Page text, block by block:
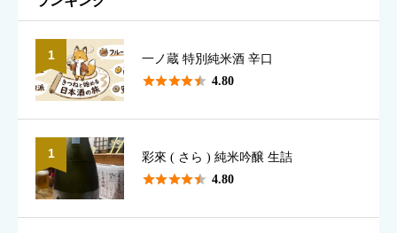
表示名として使用されます（本名でなくて構いません）
香り
1 一ノ蔵 特別純米酒 辛口
 4.80
1 彩來 ( さら ) 純米吟醸 生詰
 4.80